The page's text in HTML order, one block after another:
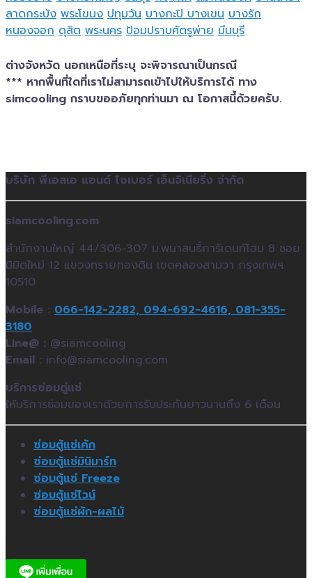
ลาดกระบัง พระโขนง ปทุมวัน บางกะปิ บางเขน บางรัก
หนองจอก ดุสิต พระนคร ป้อมปราบศัตรูพ่าย มีนบุรี
ต่างจังหวัด นอกเหนือที่ระบุ จะพิจารณาเป็นกรณี
*** หากพื้นที่ใดที่เราไม่สามารถเข้าไปให้บริการได้ ทาง
simcooling กราบขออภัยทุกท่านมา ณ โอกาสนี้ด้วยครับ.
บริษัท พีเอสเอ แอนด์ ไซเบอร์ เอ็นจิเนียริ่ง จำกัด
siamcooling.com
สำนักงานใหญ่ 44/306-307 ม.พนาสนธิ์การ์เดนท์โฮม 8 ซอย
นิมิตใหม่ 12 แขวงทรายกองดิน เขตคลองสามวา กรุงเทพฯ
10510
Mobile : 066-142-2282,094-692-4616, 081-355-
3180
Line@ : @siamcooling
Email : info@siamcooling.com
บริการซ่อมตู่แช่
ให้บริการซ่อมของเราด้วยการรับประกันยาวนานถึง 6 เดือน
ซ่อมตู้แช่เค้ก
ซ่อมตู้แช่มินิมาร์ท
ซ่อมตู้แช่ Freeze
ซ่อมตู้แช่ไวน์
ซ่อมตู้แช่ผัก-ผลไม้